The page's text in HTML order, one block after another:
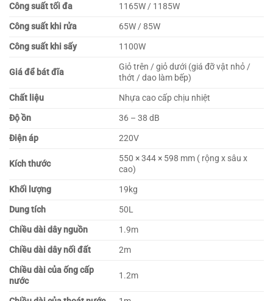
Công suất tối đa
1165W / 1185W
Công suất khi rửa
65W / 85W
Công suất khi sấy
1100W
Giá để bát đĩa
Giỏ trên / giỏ dưới (giá đỡ vật nhỏ /
thớt / dao làm bếp)
Chất liệu
Nhựa cao cấp chịu nhiệt
Độ ồn
36 – 38 dB
Điện áp
220V
Kích thước
550 × 344 × 598 mm ( rộng x sâu x
cao)
Khối lượng
19kg
Dung tích
50L
Chiều dài dây nguồn
1.9m
Chiều dài dây nối đất
2m
Chiều dài của ống cấp
nước
1.2m